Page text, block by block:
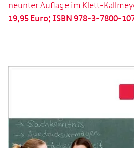
neunter Auflage im Klett-
19,95 Euro; ISBN 978-3-7800-